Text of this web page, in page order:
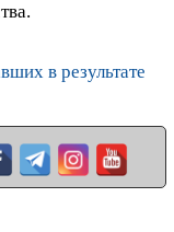
в результате